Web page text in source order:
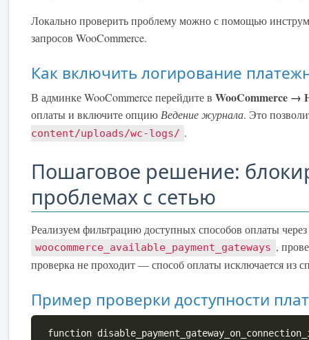
Локально проверить проблему можно с помощью
запросов WooCommerce.
Как включить логирование
В админке WooCommerce перейдите в WooCommerce →
оплаты и включите опцию Ведение журнала. Это
content/uploads/wc-logs/ .
Пошаговое решение:
проблемах с сетью
Реализуем фильтрацию доступных способов оплаты через
woocommerce_available_payment_gateways ,
проверка не проходит — способ оплаты исключается из
Пример проверки доступности
function